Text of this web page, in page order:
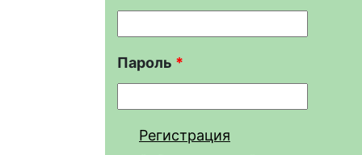
Пароль *
Регистрация